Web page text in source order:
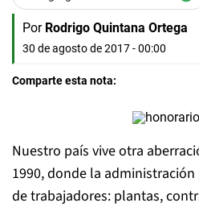
Por Rodrigo Quintana Ortega
30 de agosto de 2017 - 00:00
Comparte esta nota:
Nuestro país vive otra
1990, donde la
de trabajadores: plantas,